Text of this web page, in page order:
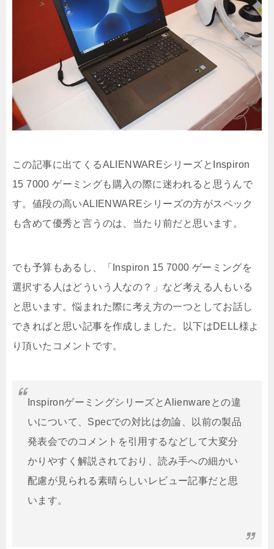
この記事に出てくるALIENWAREシリーズとInspiron
15 7000 ゲーミングも購入の際に迷われると思うんで
す。値段の高いALIENWAREシリーズの方がスペック
も含めて優秀と言うのは、当たり前だと思います。
でも予算もあるし、「Inspiron 15 7000 ゲーミングを
選択する人はどういう人なの？」など考える人もいる
と思います。悩まれた際に考え方の一つとしてお話し
できればと思い記事を作成しました。以下はDELL様よ
り頂いたコメントです。
InspironゲーミングシリーズとAlienwareとの違
いについて、Specでの対比は勿論、以前の製品
発表会でのコメントを引用するなどして大変分
かりやすく解説されており、読み手への細かい
配慮が見られる素晴らしいレビュー記事だと思
います。